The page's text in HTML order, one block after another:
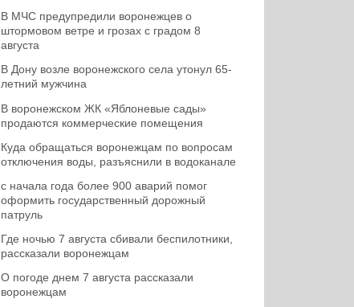
В МЧС предупредили воронежцев о
штормовом ветре и грозах с градом 8
августа
В Дону возле воронежского села утонул 65-
летний мужчина
В воронежском ЖК «Яблоневые сады»
продаются коммерческие помещения
Куда обращаться воронежцам по вопросам
отключения воды, разъяснили в водоканале
с начала года более 900 аварий помог
оформить государственный дорожный
патруль
Где ночью 7 августа сбивали беспилотники,
рассказали воронежцам
О погоде днем 7 августа рассказали
воронежцам